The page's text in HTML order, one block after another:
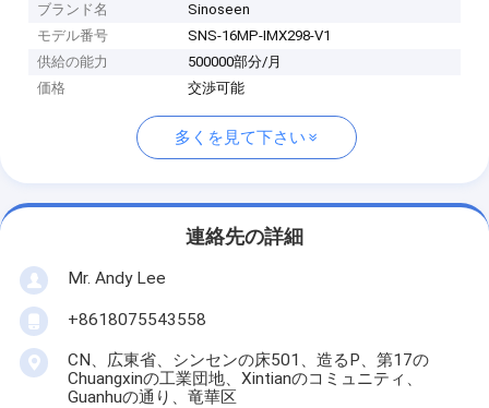
ブランド名
Sinoseen
モデル番号
SNS-16MP-IMX298-V1
供給の能力
500000部分/月
価格
交渉可能
多くを見て下さい
連絡先の詳細
Mr. Andy Lee
+8618075543558
CN、広東省、シンセンの床501、造るP、第17の
Chuangxinの工業団地、Xintianのコミュニティ、
Guanhuの通り、竜華区